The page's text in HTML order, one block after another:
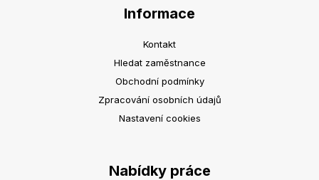
Informace
Kontakt
Hledat zaměstnance
Obchodní podmínky
Zpracování osobních údajů
Nastavení cookies
Nabídky práce